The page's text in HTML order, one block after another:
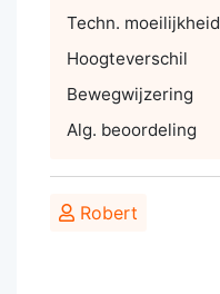
Techn. moeilijkheid
Hoogteverschil
Bewegwijzering
Alg. beoordeling
Robert